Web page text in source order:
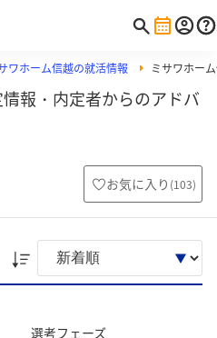
ワホーム信越の就活情報 ミサワホー
報・内定者からのアドバ
お気に入り (103)
選考フェーズ